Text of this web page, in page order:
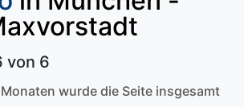
von 6
wurde die Seite insgesamt